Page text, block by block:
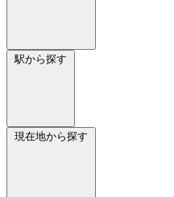
駅から探す
現在地から探す